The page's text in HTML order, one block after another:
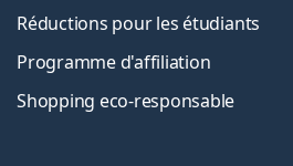
Réductions pour les étudiants
Programme d'affiliation
Shopping eco-responsable